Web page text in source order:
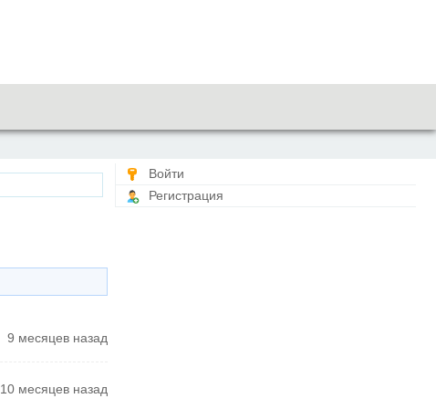
9 месяцев назад
10 месяцев назад
Войти
Регистрация